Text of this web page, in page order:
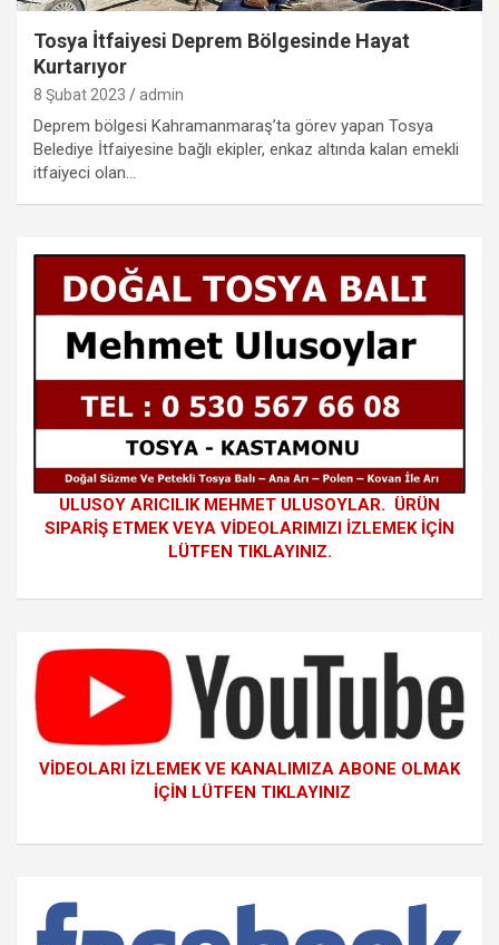
Tosya İtfaiyesi Deprem Bölgesinde Hayat
Kurtarıyor
8 Şubat 2023 admin
Deprem bölgesi Kahramanmaraş’ta görev yapan Tosya
Belediye İtfaiyesine bağlı ekipler, enkaz altında kalan emekli
itfaiyeci olan…
ULUSOY ARICILIK MEHMET ULUSOYLAR. ÜRÜN
SIPARİŞ ETMEK VEYA VİDEOLARIMIZI İZLEMEK İÇİN
LÜTFEN TIKLAYINIZ.
VİDEOLARI İZLEMEK VE KANALIMIZA ABONE OLMAK
İÇİN LÜTFEN TIKLAYINIZ